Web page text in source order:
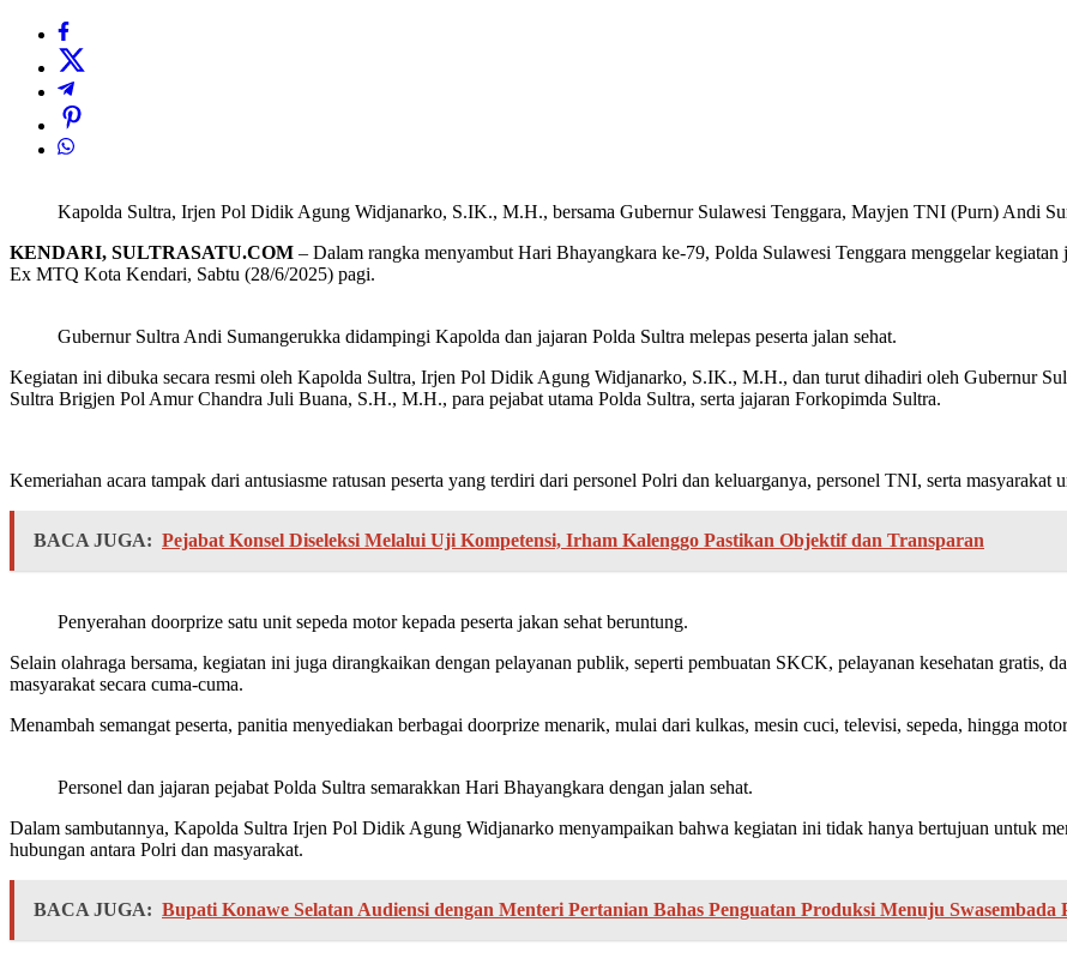
Kapolda Sultra, Irjen Pol Didik Agung Widjanarko, S.IK., M.H., bersama Gubernur Sulawesi Tenggara, Mayjen TNI (Purn) Andi
KENDARI, SULTRASATU.COM – Dalam rangka menyambut Hari Bhayangkara ke-79, Polda Sulawesi Tenggara menggelar kegiatan
Ex MTQ Kota Kendari, Sabtu (28/6/2025) pagi.
Gubernur Sultra Andi Sumangerukka didampingi Kapolda dan jajaran Polda Sultra melepas peserta jalan sehat.
Kegiatan ini dibuka secara resmi oleh Kapolda Sultra, Irjen Pol Didik Agung Widjanarko, S.IK., M.H., dan turut dihadiri oleh Gubernur
Sultra Brigjen Pol Amur Chandra Juli Buana, S.H., M.H., para pejabat utama Polda Sultra, serta jajaran Forkopimda Sultra.
Kemeriahan acara tampak dari antusiasme ratusan peserta yang terdiri dari personel Polri dan keluarganya, personel TNI, serta masyarakat
BACA JUGA: Pejabat Konsel Diseleksi Melalui Uji Kompetensi, Irham Kalenggo Pastikan Objektif dan Transparan
Penyerahan doorprize satu unit sepeda motor kepada peserta jakan sehat beruntung.
Selain olahraga bersama, kegiatan ini juga dirangkaikan dengan pelayanan publik, seperti pembuatan SKCK, pelayanan kesehatan gratis,
masyarakat secara cuma-cuma.
Menambah semangat peserta, panitia menyediakan berbagai doorprize menarik, mulai dari kulkas, mesin cuci, televisi, sepeda, hingga
Personel dan jajaran pejabat Polda Sultra semarakkan Hari Bhayangkara dengan jalan sehat.
Dalam sambutannya, Kapolda Sultra Irjen Pol Didik Agung Widjanarko menyampaikan bahwa kegiatan ini tidak hanya bertujuan untuk
hubungan antara Polri dan masyarakat.
BACA JUGA: Bupati Konawe Selatan Audiensi dengan Menteri Pertanian Bahas Penguatan Produksi Menuju Swasembada